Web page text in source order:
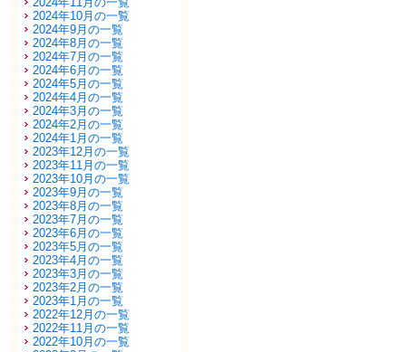
2024年10月の一覧
2024年9月の一覧
2024年8月の一覧
2024年7月の一覧
2024年6月の一覧
2024年5月の一覧
2024年4月の一覧
2024年3月の一覧
2024年2月の一覧
2024年1月の一覧
2023年12月の一覧
2023年11月の一覧
2023年10月の一覧
2023年9月の一覧
2023年8月の一覧
2023年7月の一覧
2023年6月の一覧
2023年5月の一覧
2023年4月の一覧
2023年3月の一覧
2023年2月の一覧
2023年1月の一覧
2022年12月の一覧
2022年11月の一覧
2022年10月の一覧